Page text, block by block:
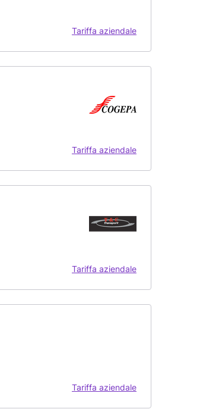
Tariffa aziendale
Tariffa aziendale
Tariffa aziendale
Tariffa aziendale